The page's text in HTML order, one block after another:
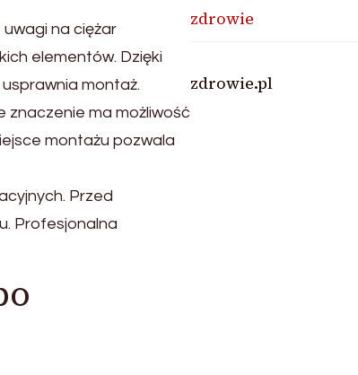
na ciężar
elementów. Dzięki
montaż.
ma możliwość
montażu pozwala
Przed
Profesjonalna
zdrowie
zdrowie.pl